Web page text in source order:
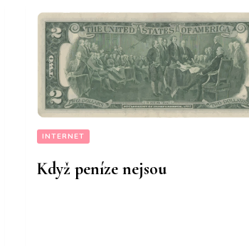
INTERNET
Když peníze nejsou